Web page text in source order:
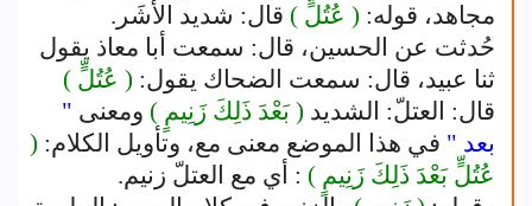
مجاهد، قوله: ( عُتُلٍّ ) قال: شديد الأشَر.
حُدثت عن الحسين، قال: سمعت أبا معاذ يقول
ثنا عبيد، قال: سمعت الضحاك يقول: ( عُتُلٍّ )
قال: العتلّ: الشديد ( بَعْدَ ذَلِكَ زَنِيمٍ ) ومعنى "
بعد " في هذا الموضع معنى مع، وتأويل الكلام: (
عُتُلٍّ بَعْدَ ذَلِكَ زَنِيمٍ ) : أي مع العتلّ زنيم.